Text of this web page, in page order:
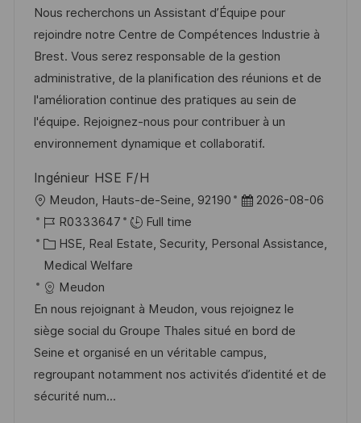
i
o
n
d
D
a
t
e
d
e
g
o
r
y
Nous recherchons un Assistant d’Équipe pour
rejoindre notre Centre de Compétences Industrie à
Brest. Vous serez responsable de la gestion
administrative, de la planification des réunions et de
l'amélioration continue des pratiques au sein de
l'équipe. Rejoignez-nous pour contribuer à un
environnement dynamique et collaboratif.
Ingénieur HSE F/H
L
o
c
t
i
o
n
Meudon, Hauts-de-Seine, 92190
P
s
d
D
a
t
2026-08-06
J
o
b
I
d
R0333647
Full time
C
a
t
e
g
o
r
y
HSE, Real Estate, Security, Personal Assistance,
Medical Welfare
Meudon
En nous rejoignant à Meudon, vous rejoignez le
siège social du Groupe Thales situé en bord de
Seine et organisé en un véritable campus,
regroupant notamment nos activités d’identité et de
sécurité num...